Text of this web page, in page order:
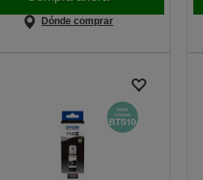
Dónde comprar